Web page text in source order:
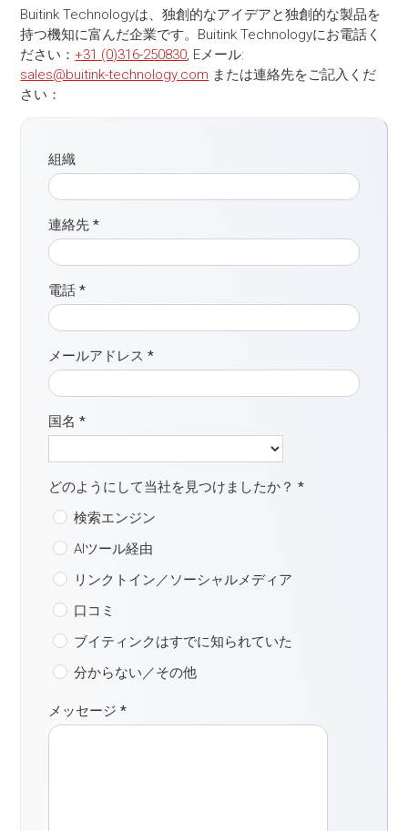
Buitink Technologyは、独創的なアイデアと独創的な製品を
持つ機知に富んだ企業です。Buitink Technologyにお電話く
ださい： +31 (0)316-250830, Eメール:
sales@buitink-technology.com または連絡先をご記入くだ
さい：
組織
連絡先*
電話*
メールアドレス*
国名*
どのようにして当社を見つけましたか？*
検索エンジン
AIツール経由
リンクトイン／ソーシャルメディア
口コミ
ブイティンクはすでに知られていた
分からない／その他
メッセージ*